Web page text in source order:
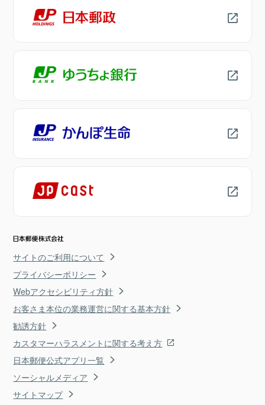
サイトのご利用について
プライバシーポリシー
Webアクセシビリティ方針
お客さま本位の業務運営に関する基本方針
勧誘方針
カスタマーハラスメントに関する考え方
日本郵便公式アプリ一覧
ソーシャルメディア
サイトマップ